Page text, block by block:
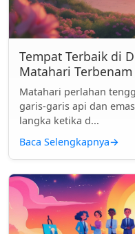
Tempat Terbaik di
Matahari Terbenam
Matahari perlahan
garis-garis api dan
langka ketika d...
Baca Selengkapnya→